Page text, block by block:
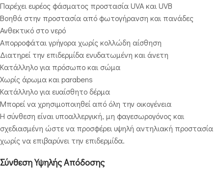
Παρέχει ευρέος φάσματος προστασία UVA και UVB
Βοηθά στην προστασία από φωτογήρανση και πανάδες
Ανθεκτικό στο νερό
Απορροφάται γρήγορα χωρίς κολλώδη αίσθηση
Διατηρεί την επιδερμίδα ενυδατωμένη και άνετη
Κατάλληλο για πρόσωπο και σώμα
Χωρίς άρωμα και parabens
Κατάλληλο για ευαίσθητο δέρμα
Μπορεί να χρησιμοποιηθεί από όλη την οικογένεια
Η σύνθεση είναι υποαλλεργική, μη φαγεσωρογόνος και
σχεδιασμένη ώστε να προσφέρει υψηλή αντηλιακή προστασία
χωρίς να επιβαρύνει την επιδερμίδα.
Σύνθεση Υψηλής Απόδοσης